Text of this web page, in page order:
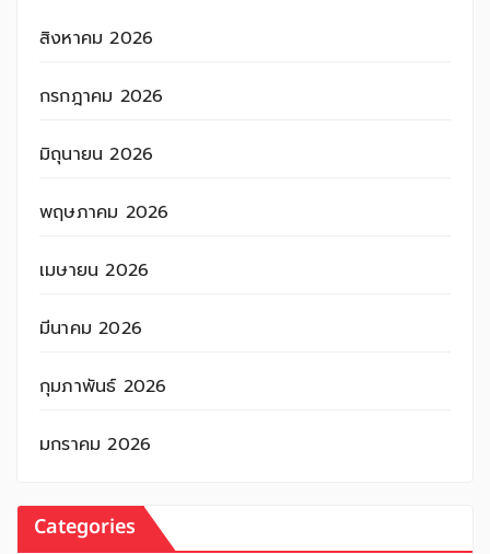
สิงหาคม 2026
กรกฎาคม 2026
มิถุนายน 2026
พฤษภาคม 2026
เมษายน 2026
มีนาคม 2026
กุมภาพันธ์ 2026
มกราคม 2026
Categories